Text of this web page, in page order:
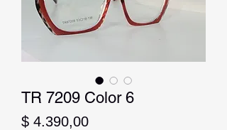
TR 7209 Color 6
$ 4.390,00Precio